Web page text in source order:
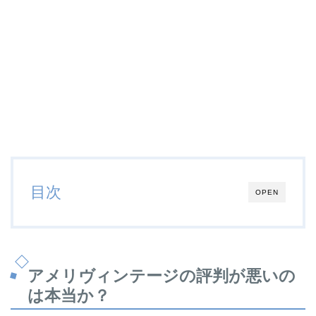
OPEN
目次
アメリヴィンテージの評判が悪いの
は本当か？